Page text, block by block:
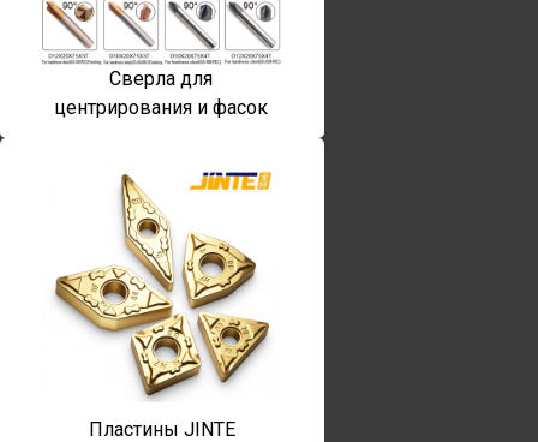
Сверла для
центрирования и фасок
Пластины JINTE